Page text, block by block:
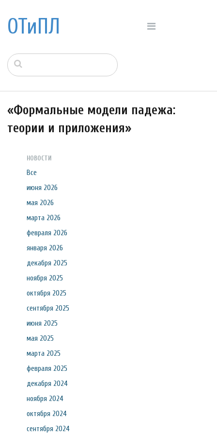
ОТиПЛ
«Формальные модели падежа:
теории и приложения»
НОВОСТИ
Все
июня 2026
мая 2026
марта 2026
февраля 2026
января 2026
декабря 2025
ноября 2025
октября 2025
сентября 2025
июня 2025
мая 2025
марта 2025
февраля 2025
декабря 2024
ноября 2024
октября 2024
сентября 2024